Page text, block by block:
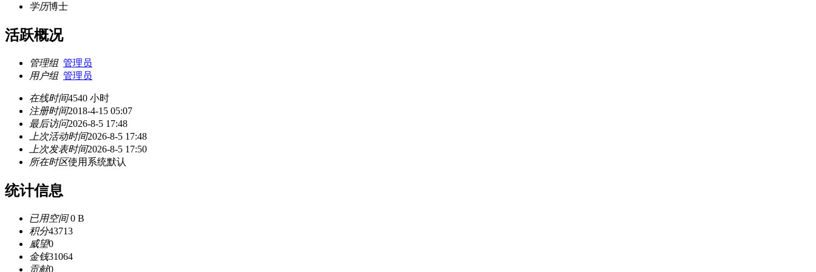
学历博士
活跃概况
管理组 管理员
用户组 管理员
在线时间4540 小时
注册时间2018-4-15 05:07
最后访问2026-8-5 17:48
上次活动时间2026-8-5 17:48
上次发表时间2026-8-5 17:50
所在时区使用系统默认
统计信息
已用空间0 B
积分43713
威望0
金钱31064
贡献0